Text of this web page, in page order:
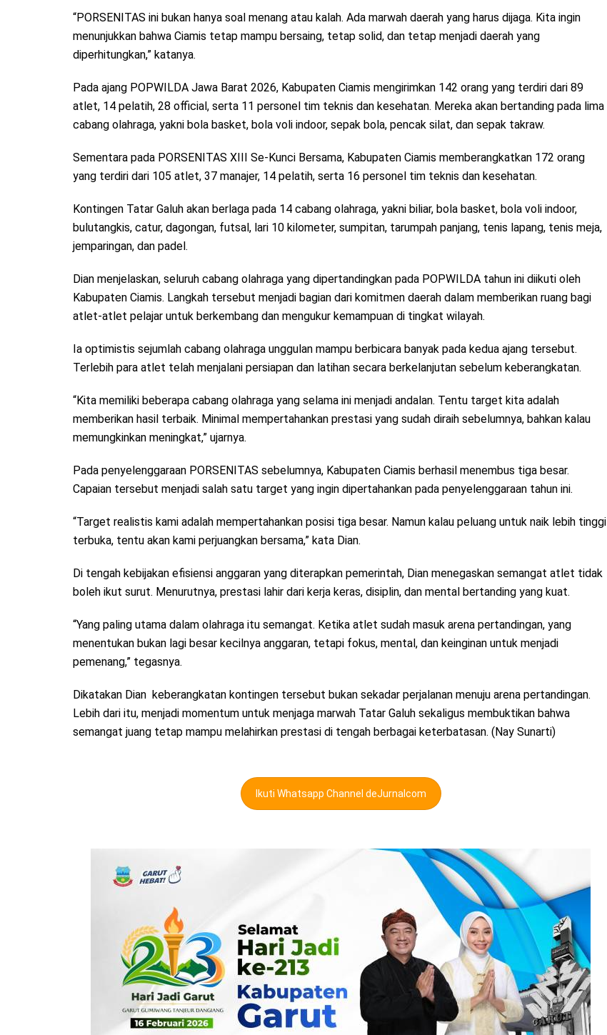
“PORSENITAS ini bukan hanya soal menang atau kalah. Ada marwah daerah yang harus dijaga. Kita ingin
menunjukkan bahwa Ciamis tetap mampu bersaing, tetap solid, dan tetap menjadi daerah yang
diperhitungkan,” katanya.
Pada ajang POPWILDA Jawa Barat 2026, Kabupaten Ciamis mengirimkan 142 orang yang terdiri dari 89
atlet, 14 pelatih, 28 official, serta 11 personel tim teknis dan kesehatan. Mereka akan bertanding pada lima
cabang olahraga, yakni bola basket, bola voli indoor, sepak bola, pencak silat, dan sepak takraw.
Sementara pada PORSENITAS XIII Se-Kunci Bersama, Kabupaten Ciamis memberangkatkan 172 orang
yang terdiri dari 105 atlet, 37 manajer, 14 pelatih, serta 16 personel tim teknis dan kesehatan.
Kontingen Tatar Galuh akan berlaga pada 14 cabang olahraga, yakni biliar, bola basket, bola voli indoor,
bulutangkis, catur, dagongan, futsal, lari 10 kilometer, sumpitan, tarumpah panjang, tenis lapang, tenis meja,
jemparingan, dan padel.
Dian menjelaskan, seluruh cabang olahraga yang dipertandingkan pada POPWILDA tahun ini diikuti oleh
Kabupaten Ciamis. Langkah tersebut menjadi bagian dari komitmen daerah dalam memberikan ruang bagi
atlet-atlet pelajar untuk berkembang dan mengukur kemampuan di tingkat wilayah.
Ia optimistis sejumlah cabang olahraga unggulan mampu berbicara banyak pada kedua ajang tersebut.
Terlebih para atlet telah menjalani persiapan dan latihan secara berkelanjutan sebelum keberangkatan.
“Kita memiliki beberapa cabang olahraga yang selama ini menjadi andalan. Tentu target kita adalah
memberikan hasil terbaik. Minimal mempertahankan prestasi yang sudah diraih sebelumnya, bahkan kalau
memungkinkan meningkat,” ujarnya.
Pada penyelenggaraan PORSENITAS sebelumnya, Kabupaten Ciamis berhasil menembus tiga besar.
Capaian tersebut menjadi salah satu target yang ingin dipertahankan pada penyelenggaraan tahun ini.
“Target realistis kami adalah mempertahankan posisi tiga besar. Namun kalau peluang untuk naik lebih tinggi
terbuka, tentu akan kami perjuangkan bersama,” kata Dian.
Di tengah kebijakan efisiensi anggaran yang diterapkan pemerintah, Dian menegaskan semangat atlet tidak
boleh ikut surut. Menurutnya, prestasi lahir dari kerja keras, disiplin, dan mental bertanding yang kuat.
“Yang paling utama dalam olahraga itu semangat. Ketika atlet sudah masuk arena pertandingan, yang
menentukan bukan lagi besar kecilnya anggaran, tetapi fokus, mental, dan keinginan untuk menjadi
pemenang,” tegasnya.
Dikatakan Dian keberangkatan kontingen tersebut bukan sekadar perjalanan menuju arena pertandingan.
Lebih dari itu, menjadi momentum untuk menjaga marwah Tatar Galuh sekaligus membuktikan bahwa
semangat juang tetap mampu melahirkan prestasi di tengah berbagai keterbatasan. (Nay Sunarti)
Ikuti Whatsapp Channel deJurnalcom